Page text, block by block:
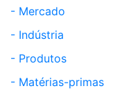
- Mercado
- Indústria
- Produtos
- Matérias-primas